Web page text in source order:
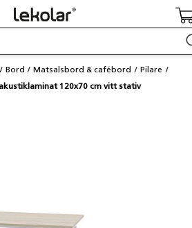
Bord Matsalsbord & cafébord
Pilare
120x70 cm vitt stativ